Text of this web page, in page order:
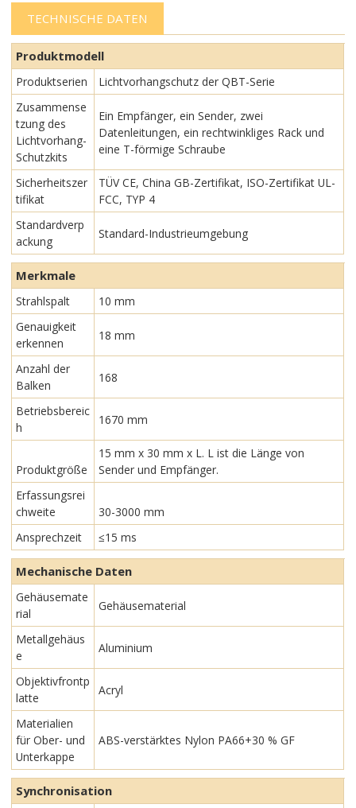
TECHNISCHE DATEN
Produktmodell
Produktserien
Lichtvorhangschutz der QBT-Serie
Zusammense
tzung des
Lichtvorhang-
Schutzkits
Ein Empfänger, ein Sender, zwei
Datenleitungen, ein rechtwinkliges Rack und
eine T-förmige Schraube
Sicherheitszer
tifikat
TÜV CE, China GB-Zertifikat, ISO-Zertifikat UL-
FCC, TYP 4
Standardverp
ackung
Standard-Industrieumgebung
Merkmale
Strahlspalt
10 mm
Genauigkeit
erkennen
18 mm
Anzahl der
Balken
168
Betriebsbereic
h
1670 mm
Produktgröße
15 mm x 30 mm x L. L ist die Länge von
Sender und Empfänger.
Erfassungsrei
chweite
30-3000 mm
Ansprechzeit
≤15 ms
Mechanische Daten
Gehäusemate
rial
Gehäusematerial
Metallgehäus
e
Aluminium
Objektivfrontp
latte
Acryl
Materialien
für Ober- und
Unterkappe
ABS-verstärktes Nylon PA66+30 % GF
Synchronisation